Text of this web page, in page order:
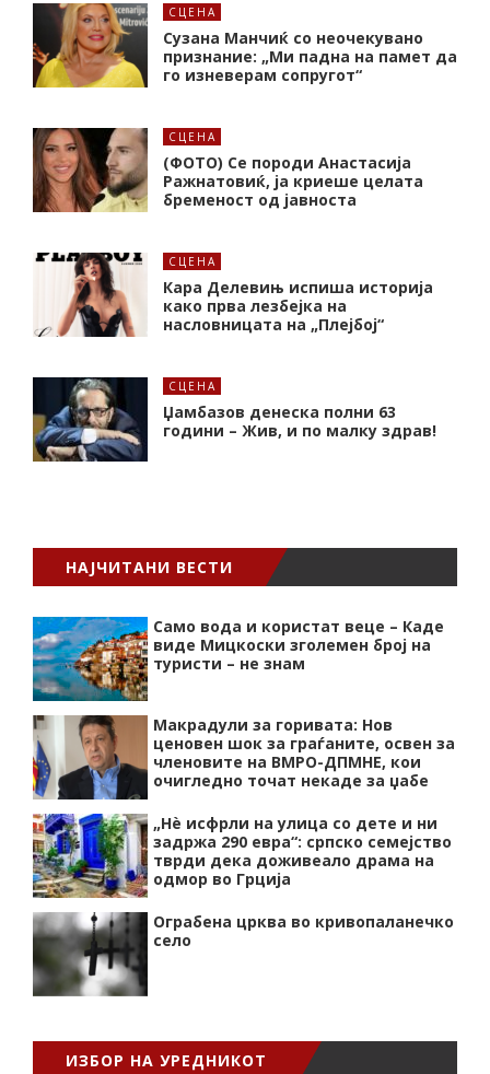
СЦЕНА
Сузана Манчиќ со неочекувано
признание: „Ми падна на памет да
го изневерам сопругот“
СЦЕНА
(ФОТО) Се породи Анастасија
Ражнатовиќ, ја криеше целата
бременост од јавноста
СЦЕНА
Кара Делевињ испиша историја
како прва лезбејка на
насловницата на „Плејбој“
СЦЕНА
Џамбазов денеска полни 63
години – Жив, и по малку здрав!
НАЈЧИТАНИ ВЕСТИ
Само вода и користат веце – Каде
виде Мицкоски зголемен број на
туристи – не знам
Макрадули за горивата: Нов
ценовен шок за граѓаните, освен за
членовите на ВМРО-ДПМНЕ, кои
очигледно точат некаде за џабе
„Нѐ исфрли на улица со дете и ни
задржа 290 евра“: српско семејство
тврди дека доживеало драма на
одмор во Грција
Ограбена црква во кривопаланечко
село
ИЗБОР НА УРЕДНИКОТ